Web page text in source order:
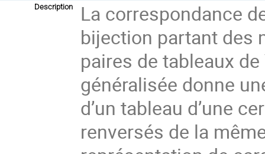
Description
La correspondance
bijection partant des
paires de tableaux
généralisée donne
d’un tableau d’une
renversés de la